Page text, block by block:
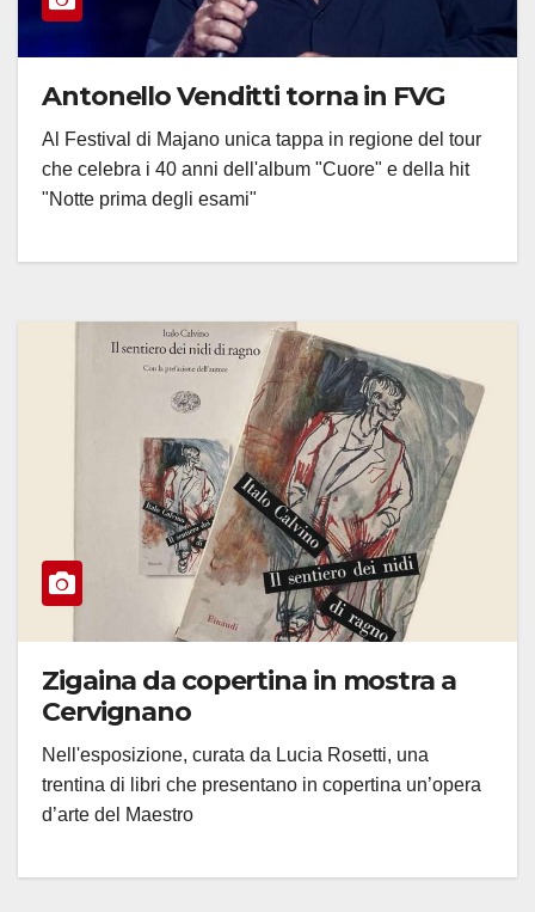
Antonello Venditti torna in FVG
Al Festival di Majano unica tappa in regione del tour
che celebra i 40 anni dell'album "Cuore" e della hit
"Notte prima degli esami"
Zigaina da copertina in mostra a
Cervignano
Nell'esposizione, curata da Lucia Rosetti, una
trentina di libri che presentano in copertina un’opera
d’arte del Maestro